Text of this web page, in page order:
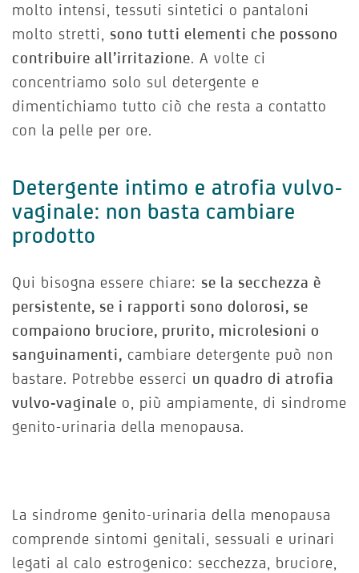
molto intensi, tessuti sintetici o pantaloni
molto stretti, sono tutti elementi che possono
contribuire all’irritazione. A volte ci
concentriamo solo sul detergente e
dimentichiamo tutto ciò che resta a contatto
con la pelle per ore.
Detergente intimo e atrofia vulvo-
vaginale: non basta cambiare
prodotto
Qui bisogna essere chiare: se la secchezza è
persistente, se i rapporti sono dolorosi, se
compaiono bruciore, prurito, microlesioni o
sanguinamenti, cambiare detergente può non
bastare. Potrebbe esserci un quadro di atrofia
vulvo-vaginale o, più ampiamente, di sindrome
genito-urinaria della menopausa.
La sindrome genito-urinaria della menopausa
comprende sintomi genitali, sessuali e urinari
legati al calo estrogenico: secchezza, bruciore,